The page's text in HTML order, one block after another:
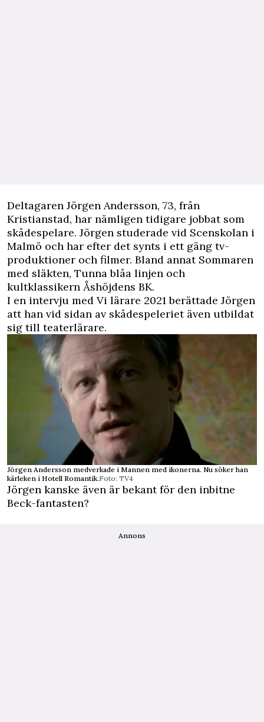
Deltagaren Jörgen Andersson, 73, från
Kristianstad, har nämligen tidigare jobbat som
skådespelare. Jörgen studerade vid Scenskolan i
Malmö och har efter det synts i ett gäng tv-
produktioner och filmer. Bland annat Sommaren
med släkten, Tunna blåa linjen och
kultklassikern Åshöjdens BK.
I en intervju med Vi lärare 2021 berättade Jörgen
att han vid sidan av skådespeleriet även utbildat
sig till teaterlärare.
Jörgen Andersson medverkade i Mannen med ikonerna. Nu söker han
kärleken i Hotell Romantik.Foto: TV4
Jörgen kanske även är bekant för den inbitne
Beck-fantasten?
Annons